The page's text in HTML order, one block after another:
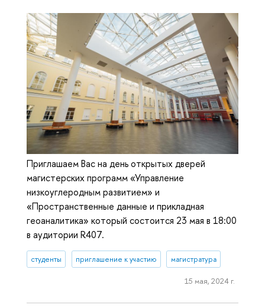
Приглашаем Вас на день открытых дверей
магистерских программ «Управление
низкоуглеродным развитием» и
«Пространственные данные и прикладная
геоаналитика» который состоится 23 мая в 18:00
в аудитории R407.
студенты приглашение к участию магистратура
15 мая, 2024 г.